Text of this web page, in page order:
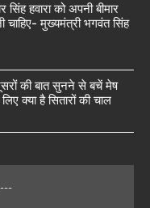
हवारा को अपनी बीमार
चाहिए- मुख्यमंत्री भगवंत सिंह
की बात सुनने से बचें मेष
क्या है सितारों की चाल